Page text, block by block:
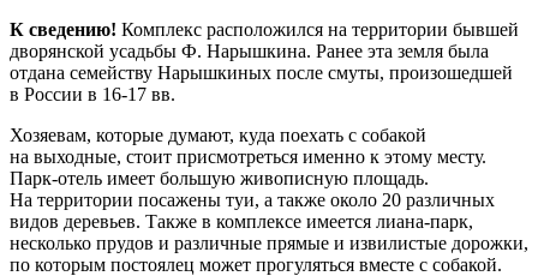
К сведению! Комплекс расположился на территории бывшей
дворянской усадьбы Ф. Нарышкина. Ранее эта земля была
отдана семейству Нарышкиных после смуты, произошедшей
в России в 16-17 вв.
Хозяевам, которые думают, куда поехать с собакой
на выходные, стоит присмотреться именно к этому месту.
Парк-отель имеет большую живописную площадь.
На территории посажены туи, а также около 20 различных
видов деревьев. Также в комплексе имеется лиана-парк,
несколько прудов и различные прямые и извилистые дорожки,
по которым постоялец может прогуляться вместе с собакой.